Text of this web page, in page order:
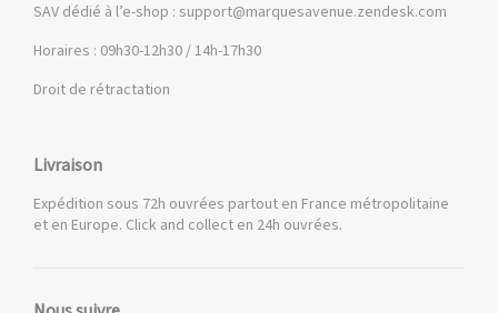
SAV dédié à l’e-shop : support@marquesavenue.zendesk.com
Horaires : 09h30-12h30 / 14h-17h30
Droit de rétractation
Livraison
Expédition sous 72h ouvrées partout en France métropolitaine
et en Europe. Click and collect en 24h ouvrées.